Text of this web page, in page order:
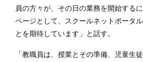
員の方々が、その日の業務を開始する
ページとして、スクールネットポータ
とを期待しています」と話す。
「教職員は、授業とその準備、児童生